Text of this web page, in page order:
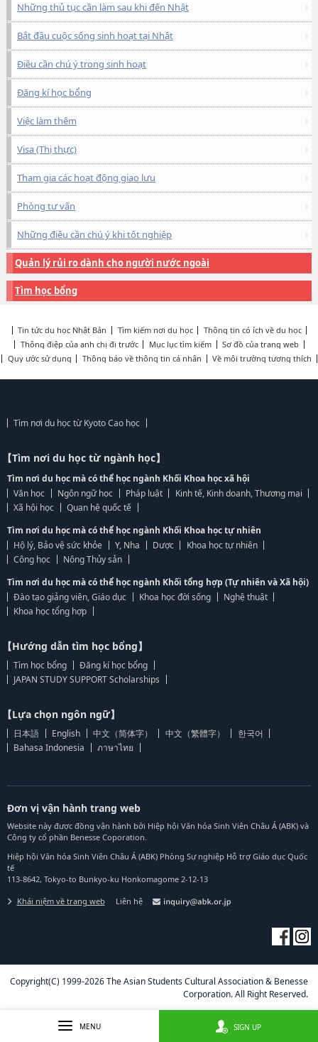
Những thủ tục cần làm sau khi đến Nhật
Bắt đầu cuộc sống sinh hoạt tại Nhật
Điều cần chú ý trong sinh hoạt
Đăng kí học bổng
Việc làm thêm
Visa (Thị thực)
Tham gia các hoạt động giao lưu
Phòng tư vấn
Những điều cần chú ý khi tốt nghiệp
Quản lý rủi ro dành cho người nước ngoài
Tìm học bổng
Tin tức du học Nhật Bản Tìm kiếm nơi du học
Thông tin có ích về du học
Thông điệp của anh chị đi trước
Mục lục tìm kiếm
Sơ đồ của trang web
Quy ước sử dụng
Thông báo về thông tin cá nhân Về môi trường tương thích
Tìm nơi du học từ Kyoto Cao học
【Tìm nơi du học từ ngành học】
Tìm nơi du học mà có thể học ngành Khối Khoa học xã hội
Văn học
Ngôn ngữ học Pháp luật
Kinh tế, Kinh doanh, Thương mại
Xã hội học
Quan hệ quốc tế
Tìm nơi du học mà có thể học ngành Khối Khoa học tự nhiên
Hộ lý, Bảo vệ sức khỏe
Y, Nha Dược
Khoa học tự nhiên
Công học
Nông Thủy sản
Tìm nơi du học mà có thể học ngành Khối tổng hợp (Tự nhiên và Xã hội)
Đào tạo giảng viên, Giáo dục
Khoa học đời sống
Nghệ thuật
Khoa học tổng hợp
【Hướng dẫn tìm học bổng】
Tìm học bổng
Đăng kí học bổng
JAPAN STUDY SUPPORT Scholarships
【Lựa chọn ngôn ngữ】
日本語 English 中文（简体字） 中文（繁體字）
한국어
Bahasa Indonesia
ภาษาไทย
Đơn vị vận hành trang web
Website này được đồng vận hành bởi Hiệp hội Văn hóa Sinh Viên Châu Á (ABK) và
Công ty cổ phần Benesse Coporation.
Hiệp hội Văn hóa Sinh Viên Châu Á (ABK) Phòng Sự nghiệp Hỗ trợ Giáo dục Quốc
tế
113-8642, Tokyo-to Bunkyo-ku Honkomagome 2-12-13
Khái niệm về trang web Liên hệ
Copyright(C) 1999-2026 The Asian Students Cultural Association & Benesse
Corporation. All Right Reserved.
MENU SIGN UP